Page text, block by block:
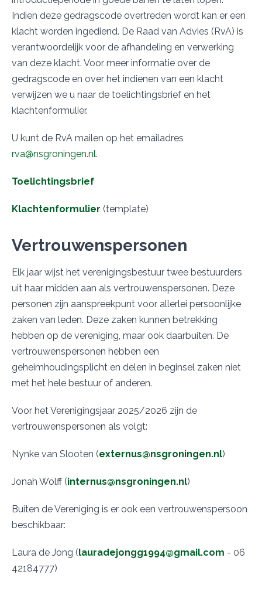
Indien deze gedragscode overtreden wordt kan er een
klacht worden ingediend. De Raad van Advies (RvA) is
verantwoordelijk voor de afhandeling en verwerking
van deze klacht. Voor meer informatie over de
gedragscode en over het indienen van een klacht
verwijzen we u naar de toelichtingsbrief en het
klachtenformulier.
U kunt de RvA mailen op het emailadres
rva@nsgroningen.nl.
Toelichtingsbrief
Klachtenformulier (template)
Vertrouwenspersonen
Elk jaar wijst het verenigingsbestuur twee bestuurders
uit haar midden aan als vertrouwenspersonen. Deze
personen zijn aanspreekpunt voor allerlei persoonlijke
zaken van leden. Deze zaken kunnen betrekking
hebben op de vereniging, maar ook daarbuiten. De
vertrouwenspersonen hebben een
geheimhoudingsplicht en delen in beginsel zaken niet
met het hele bestuur of anderen.
Voor het Verenigingsjaar 2025/2026 zijn de
vertrouwenspersonen als volgt:
Nynke van Slooten (externus@nsgroningen.nl)
Jonah Wolff (internus@nsgroningen.nl)
Buiten de Vereniging is er ook een vertrouwenspersoon
beschikbaar:
Laura de Jong (lauradejongg1994@gmail.com - 06
42184777)